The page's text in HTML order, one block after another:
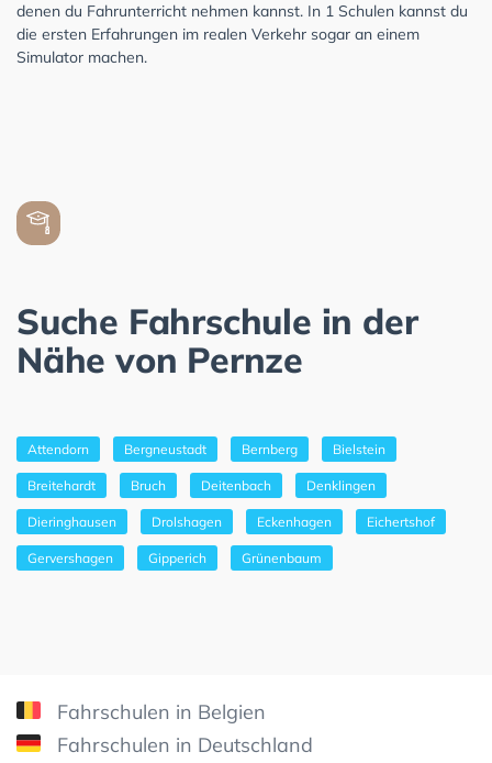
denen du Fahrunterricht nehmen kannst. In 1 Schulen kannst du
die ersten Erfahrungen im realen Verkehr sogar an einem
Simulator machen.
Suche Fahrschule in der
Nähe von Pernze
Attendorn Bergneustadt Bernberg Bielstein
Breitehardt Bruch Deitenbach Denklingen
Dieringhausen Drolshagen Eckenhagen Eichertshof
Gervershagen Gipperich Grünenbaum
Fahrschulen in Belgien
Fahrschulen in Deutschland